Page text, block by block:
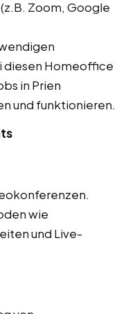
Zoom, Google
diesen Homeoffice
in Prien
und funktionieren.
wie
und Live-